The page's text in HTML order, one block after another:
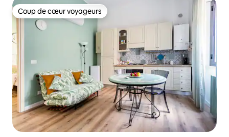
Coup de cœur voyageurs
Coup de cœur voyageurs